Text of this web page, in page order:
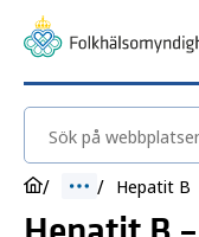
Sök på webbplatsen
Hepatit B